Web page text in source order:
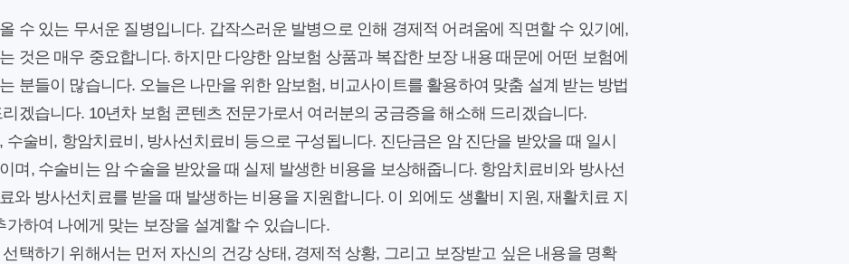
수 있는 무서운 질병입니다. 갑작스러운 발병으로 인해 경제적 어려움에 직면할 수 있기에,
것은 매우 중요합니다. 하지만 다양한 암보험 상품과 복잡한 보장 내용 때문에 어떤 보험에
분들이 많습니다. 오늘은 나만을 위한 암보험, 비교사이트를 활용하여 맞춤 설계 받는 방법
겠습니다. 10년차 보험 콘텐츠 전문가로서 여러분의 궁금증을 해소해 드리겠습니다.
수술비, 항암치료비, 방사선치료비 등으로 구성됩니다. 진단금은 암 진단을 받았을 때 일시
며, 수술비는 암 수술을 받았을 때 실제 발생한 비용을 보상해줍니다. 항암치료비와 방사선
와 방사선치료를 받을 때 발생하는 비용을 지원합니다. 이 외에도 생활비 지원, 재활치료 지
가하여 나에게 맞는 보장을 설계할 수 있습니다.
택하기 위해서는 먼저 자신의 건강 상태, 경제적 상황, 그리고 보장받고 싶은 내용을 명확